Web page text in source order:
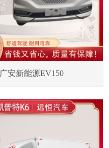
广安新能源EV150